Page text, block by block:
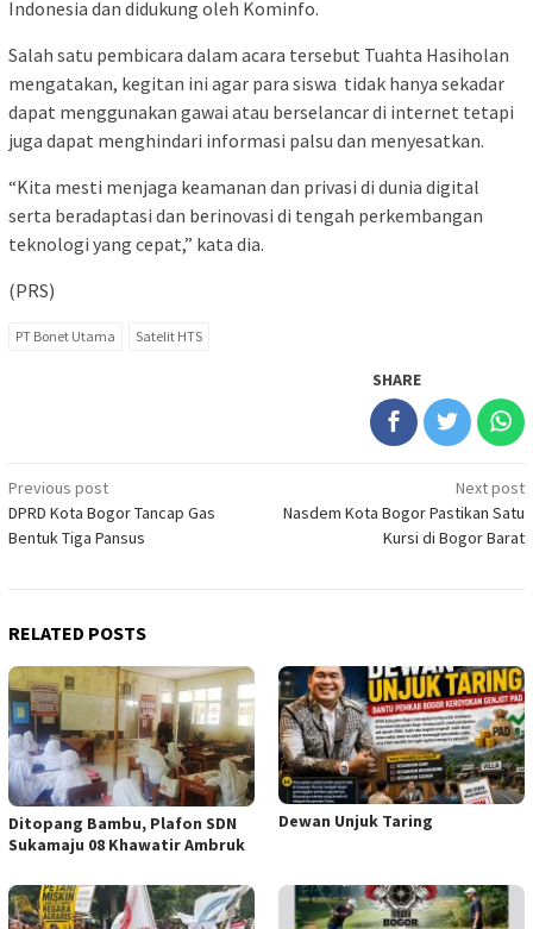
Indonesia dan didukung oleh Kominfo.
Salah satu pembicara dalam acara tersebut Tuahta Hasiholan
mengatakan, kegitan ini agar para siswa tidak hanya sekadar
dapat menggunakan gawai atau berselancar di internet tetapi
juga dapat menghindari informasi palsu dan menyesatkan.
“Kita mesti menjaga keamanan dan privasi di dunia digital
serta beradaptasi dan berinovasi di tengah perkembangan
teknologi yang cepat,” kata dia.
(PRS)
PT Bonet Utama Satelit HTS
SHARE
Post
navigation
Previous post
DPRD Kota Bogor Tancap Gas
Bentuk Tiga Pansus
Next post
Nasdem Kota Bogor Pastikan Satu
Kursi di Bogor Barat
RELATED POSTS
Ditopang Bambu, Plafon SDN
Sukamaju 08 Khawatir Ambruk
Dewan Unjuk Taring